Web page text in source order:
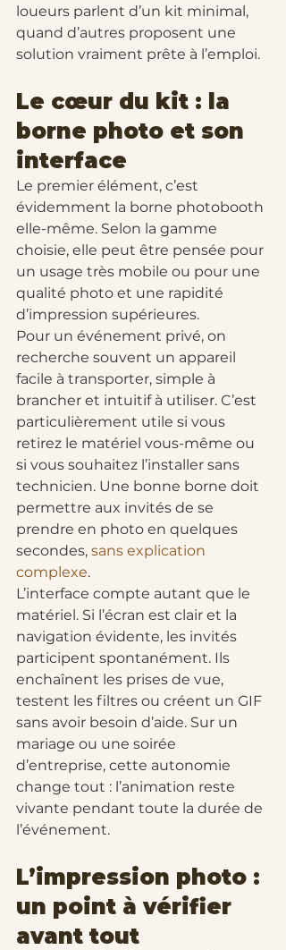
loueurs parlent d’un kit minimal,
quand d’autres proposent une
solution vraiment prête à l’emploi.
Le cœur du kit : la
borne photo et son
interface
Le premier élément, c’est
évidemment la borne photobooth
elle-même. Selon la gamme
choisie, elle peut être pensée pour
un usage très mobile ou pour une
qualité photo et une rapidité
d’impression supérieures.
Pour un événement privé, on
recherche souvent un appareil
facile à transporter, simple à
brancher et intuitif à utiliser. C’est
particulièrement utile si vous
retirez le matériel vous-même ou
si vous souhaitez l’installer sans
technicien. Une bonne borne doit
permettre aux invités de se
prendre en photo en quelques
secondes, sans explication
complexe.
L’interface compte autant que le
matériel. Si l’écran est clair et la
navigation évidente, les invités
participent spontanément. Ils
enchaînent les prises de vue,
testent les filtres ou créent un GIF
sans avoir besoin d’aide. Sur un
mariage ou une soirée
d’entreprise, cette autonomie
change tout : l’animation reste
vivante pendant toute la durée de
l’événement.
L’impression photo :
un point à vérifier
avant tout